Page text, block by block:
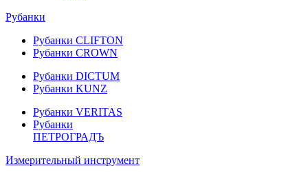
Рубанки
Рубанки CLIFTON
Рубанки CROWN
Рубанки DICTUM
Рубанки KUNZ
Рубанки VERITAS
Рубанки
ПЕТРОГРАДЪ
Измерительный инструмент